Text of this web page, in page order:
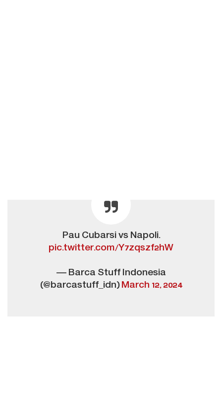
Pau Cubarsi vs Napoli.
pic.twitter.com/Y7zqszf2hW
— Barca Stuff Indonesia
(@barcastuff_idn)March 12, 2024